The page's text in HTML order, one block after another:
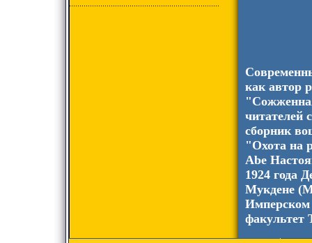
как автор
читателей
сборник
"Охота на
Abe
1924 года
Мукдене
Имперском
факультет